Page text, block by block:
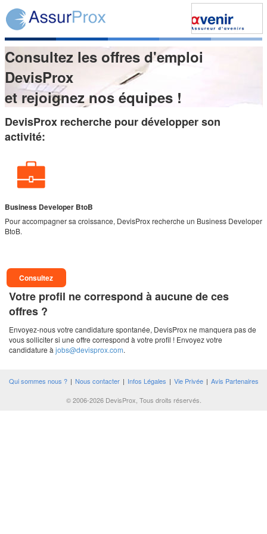
Consultez les offres d'emploi
DevisProx
et rejoignez nos équipes !
DevisProx recherche pour développer son
activité:
Business Developer BtoB
Pour accompagner sa croissance, DevisProx recherche un Business Developer
BtoB.
Consultez
Votre profil ne correspond à aucune de ces
offres ?
Envoyez-nous votre candidature spontanée, DevisProx ne manquera pas de
vous solliciter si une offre correspond à votre profil ! Envoyez votre
candidature à jobs@devisprox.com.
Qui sommes nous ? | Nous contacter | Infos Légales | Vie Privée | Avis Partenaires
© 2006-2026 DevisProx, Tous droits réservés.